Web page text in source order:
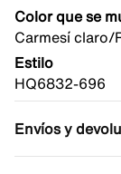
Color que se
Carmesí
Estilo
HQ6832-696
Envíos y